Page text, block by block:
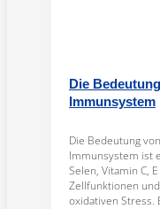
Die
Immunsystem
Die Bedeutung
Immunsystem ist
Selen, Vitamin C,
Zellfunktionen
oxidativen Stress.